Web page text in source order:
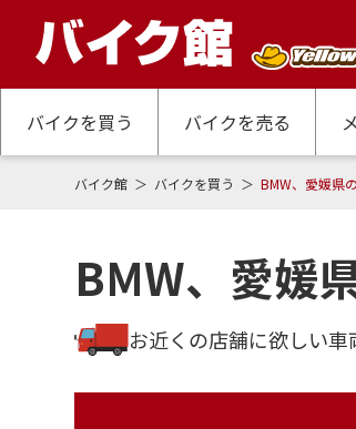
バイクを買う バイクを売る
バイク館 バイクを買う BMW、愛媛県
BMW、愛媛
お近くの店舗に欲しい車